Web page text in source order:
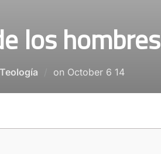
los hombres
on Posted
October 6 14